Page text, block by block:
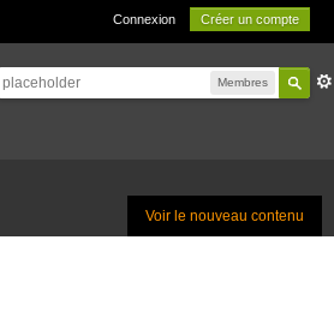
Connexion Créer un compte
Membres
Voir le nouveau contenu